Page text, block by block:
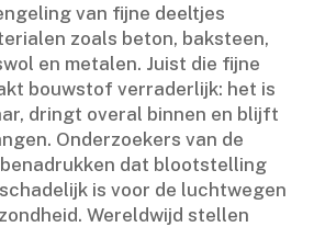
van fijne deeltjes
zoals beton, baksteen,
en metalen.​ Juist die fijne
bouwstof verraderlijk: het is
dringt overal binnen en blijft
Onderzoekers van de
dat blootstelling
is voor de luchtwegen
Wereldwijd stellen